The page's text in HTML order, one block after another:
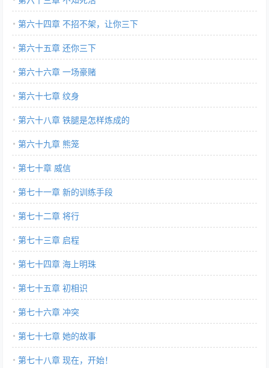
第六十四章 不招不架，让你三下
第六十五章 还你三下
第六十六章 一场豪赌
第六十七章 纹身
第六十八章 铁腿是怎样炼成的
第六十九章 熊笼
第七十章 威信
第七十一章 新的训练手段
第七十二章 将行
第七十三章 启程
第七十四章 海上明珠
第七十五章 初相识
第七十六章 冲突
第七十七章 她的故事
第七十八章 现在，开始！